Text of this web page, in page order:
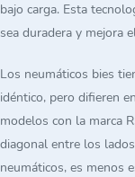
bajo carga. Esta
sea duradera y mejora
Los neumáticos bies
idéntico, pero difieren
modelos con la marca
diagonal entre los
neumáticos, es menos